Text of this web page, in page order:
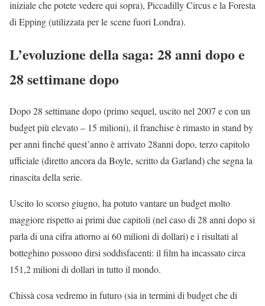
iniziale che potete vedere qui sopra), Piccadilly Circus e la Foresta
di Epping (utilizzata per le scene fuori Londra).
L’evoluzione della saga: 28 anni dopo e
28 settimane dopo
Dopo 28 settimane dopo (primo sequel, uscito nel 2007 e con un
budget più elevato – 15 milioni), il franchise è rimasto in stand by
per anni finché quest’anno è arrivato 28anni dopo, terzo capitolo
ufficiale (diretto ancora da Boyle, scritto da Garland) che segna la
rinascita della serie.
Uscito lo scorso giugno, ha potuto vantare un budget molto
maggiore rispetto ai primi due capitoli (nel caso di 28 anni dopo si
parla di una cifra attorno ai 60 milioni di dollari) e i risultati al
botteghino possono dirsi soddisfacenti: il film ha incassato circa
151,2 milioni di dollari in tutto il mondo.
Chissà cosa vedremo in futuro (sia in termini di budget che di